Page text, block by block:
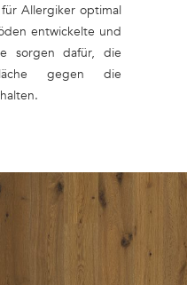
Allergiker optimal
entwickelte und
sorgen dafür, die
gegen die